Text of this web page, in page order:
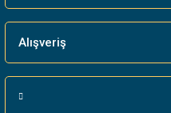
Alışveriş